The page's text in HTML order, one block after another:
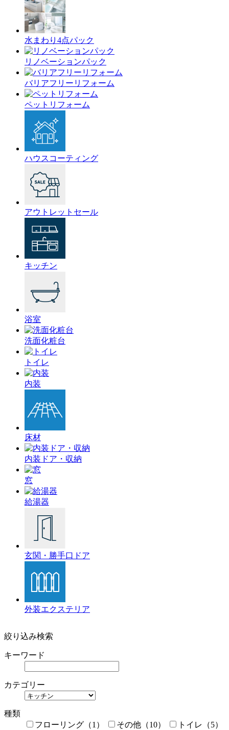
水まわり4点パック
リノベーションパック
バリアフリーリフォーム
ペットリフォーム
ハウスコーティング
アウトレットセール
キッチン
浴室
洗面化粧台
トイレ
内装
床材
内装ドア・収納
窓
給湯器
玄関・勝手口ドア
外装エクステリア
絞り込み検索
キーワード
カテゴリー
種類
フローリング（1）
その他（10）
トイレ（5）